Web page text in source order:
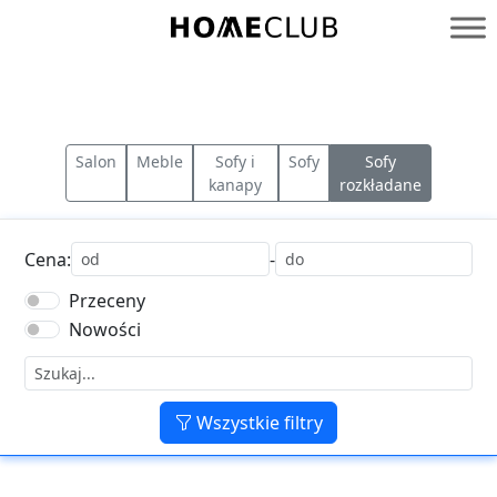
Homeclub
Salon Meble
Sofy i
kanapy
Sofy
Sofy
rozkładane
Cena:
-
Przeceny
Nowości
Wszystkie filtry